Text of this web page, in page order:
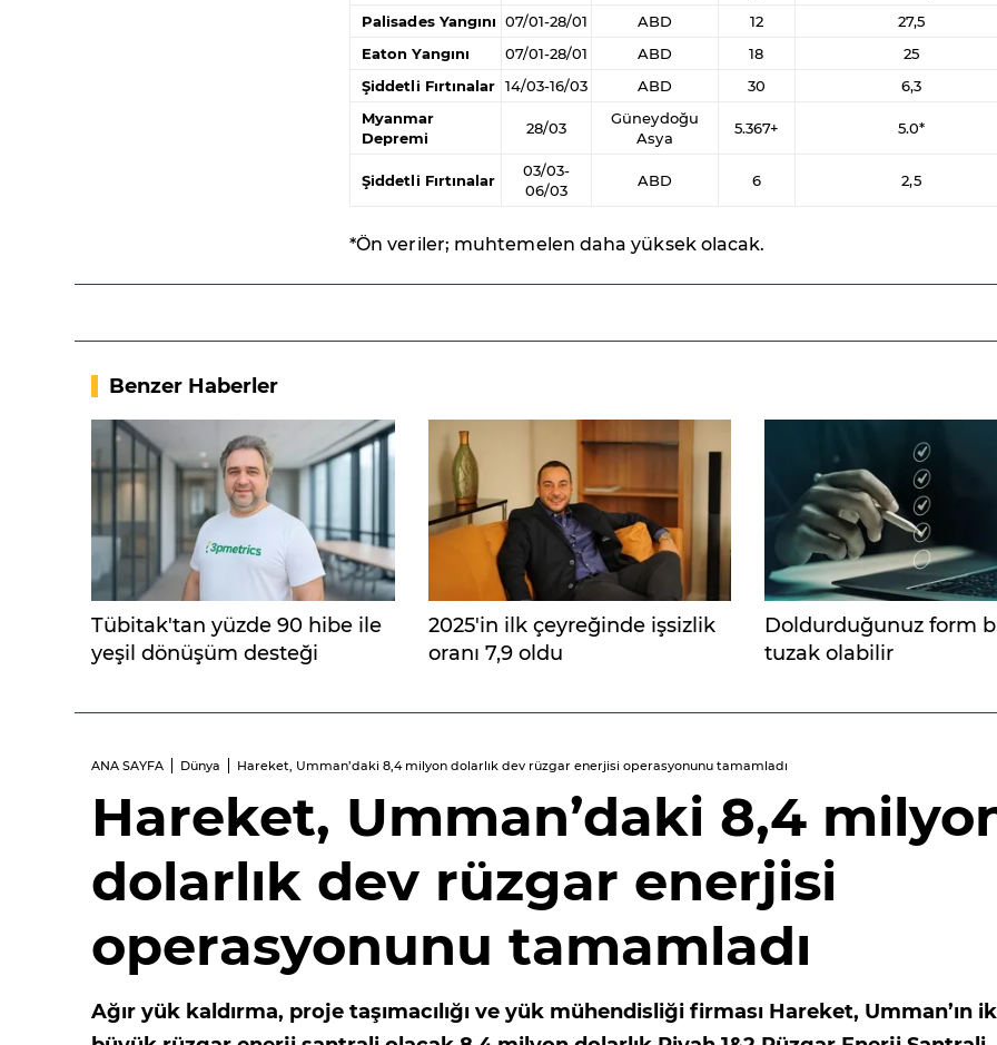
Palisades Yangını 07/01-28/01 ABD 12
27,5
Eaton Yangını
07/01-28/01 ABD 18
25
Şiddetli Fırtınalar 14/03-16/03 ABD 30
6,3
Myanmar
Depremi
28/03
Güneydoğu
Asya
5.367+ 5.0*
Şiddetli Fırtınalar
03/03-
06/03
ABD 6 2,5
*Ön veriler; muhtemelen daha yüksek olacak.
Benzer Haberler
Tübitak'tan yüzde 90 hibe ile
yeşil dönüşüm desteği
2025'in ilk çeyreğinde işsizlik
oranı 7,9 oldu
Doldurduğunuz form
tuzak olabilir
ANA SAYFA Dünya Hareket, Umman’daki 8,4 milyon dolarlık dev rüzgar enerjisi operasyonunu tamamladı
Hareket, Umman’daki 8,4
dolarlık dev rüzgar enerjisi
operasyonunu tamamladı
Ağır yük kaldırma, proje taşımacılığı ve yük mühendisliği firması Hareket, Umman’ın